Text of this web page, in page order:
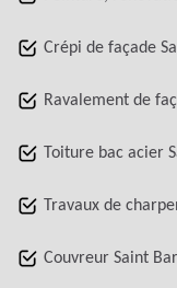
Crépi de façade
Ravalement de
Toiture bac acier
Travaux de
Couvreur Saint